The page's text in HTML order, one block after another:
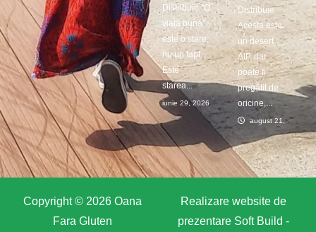
Distribuie ”O
viață bună”
este o stare,
nu un fapt.
Este
starea...
iunie 29, 2026
Distribuie
Acesta este
un desert
AIP, dar
poate fi
pregătit de
oricine,...
august 21, 2025
Copyright © 2026 Oana
Fara Gluten
Realizare website de
prezentare Soft Build -